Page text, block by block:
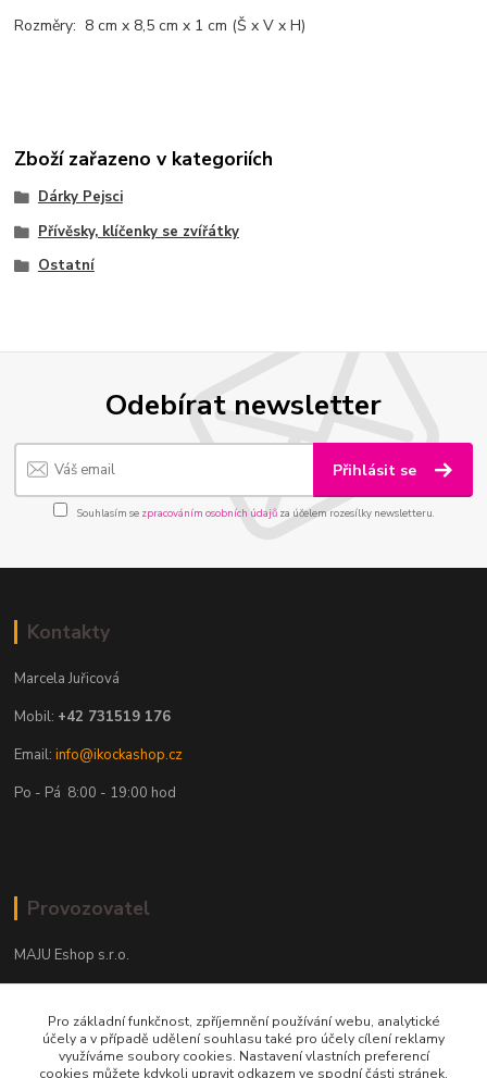
Rozměry: 8 cm x 8,5 cm x 1 cm (Š x V x H)
Zboží zařazeno v kategoriích
Dárky Pejsci
Přívěsky, klíčenky se zvířátky
Ostatní
Odebírat newsletter
Přihlásit se
Souhlasím se zpracováním osobních údajůza účelem rozesílky newsletteru.
Kontakty
Marcela Juřicová
Mobil: +42 731519 176
Email:info@ikockashop.cz
Po - Pá 8:00 - 19:00 hod
Provozovatel
MAJU Eshop s.r.o.
702 00 Ostrava
IČ: 09674799
Pro základní funkčnost, zpříjemnění používání webu, analytické
účely a v případě udělení souhlasu také pro účely cílení reklamy
využíváme soubory cookies. Nastavení vlastních preferencí
cookies můžete kdykoli upravit odkazem ve spodní části stránek.